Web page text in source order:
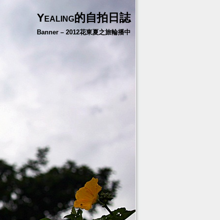
Yealing的自拍日誌
Banner – 2012花東夏之旅輪播中